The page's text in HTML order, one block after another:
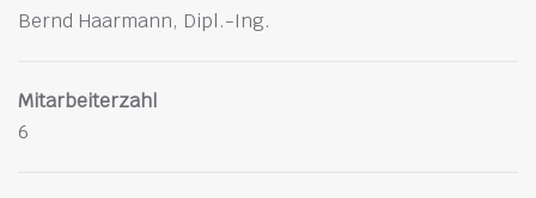
Bernd Haarmann, Dipl.-Ing.
Mitarbeiterzahl
6